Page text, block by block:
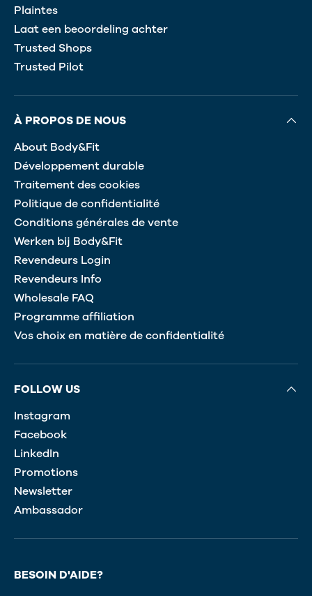
Plaintes
Laat een beoordeling achter
Trusted Shops
Trusted Pilot
À PROPOS DE NOUS
About Body&Fit
Développement durable
Traitement des cookies
Politique de confidentialité
Conditions générales de vente
Werken bij Body&Fit
Revendeurs Login
Revendeurs Info
Wholesale FAQ
Programme affiliation
Vos choix en matière de confidentialité
FOLLOW US
Instagram
Facebook
LinkedIn
Promotions
Newsletter
Ambassador
BESOIN D'AIDE?